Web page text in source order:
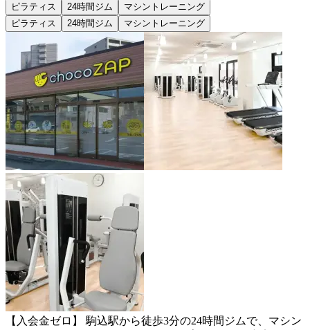
ピラティス 24時間ジム
マシントレーニング
ピラティス
24時間ジム マシントレーニング
【入会金ゼロ】 駒込駅から徒歩3分の24時間ジムで、マシン